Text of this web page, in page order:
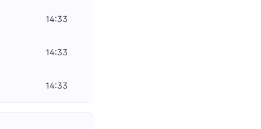
14:33
14:33
14:33